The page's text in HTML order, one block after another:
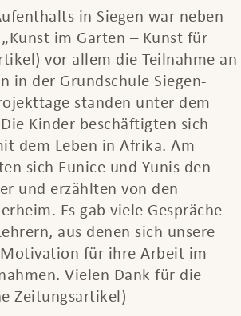
in Siegen war neben
im Garten – Kunst für
vor allem die Teilnahme an
in der Grundschule Siegen-
standen unter dem
Kinder beschäftigten sich
dem Leben in Afrika. Am
sich Eunice und Yunis den
und erzählten von den
Es gab viele Gespräche
aus denen sich unsere
Motivation für ihre Arbeit im
Vielen Dank für die
Zeitungsartikel)